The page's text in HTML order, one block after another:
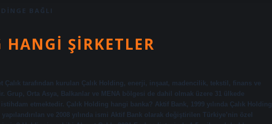
BAĞLI
ŞIRKETLER
Çalık tarafından kurulan Çalık Holding, enerji, inşaat, madencilik, tekstil, finans ve
Grup, Orta Asya, Balkanlar ve MENA bölgesi de dahil olmak üzere 31 ülkede
etmektedir. Çalık Holding hangi banka? Aktif Bank, 1999 yılında Çalık Holding
ve 2008 yılında ismi Aktif Bank olarak değiştirilen Türkiye’nin özel